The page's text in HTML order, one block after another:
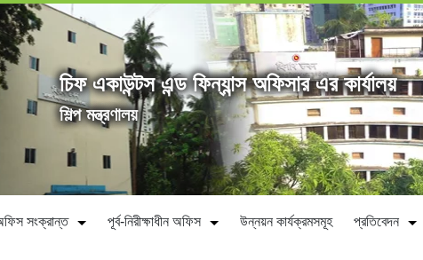
চিফ একাউন্টস এন্ড ফিন্যান্স অফিসার এর কার্যালয়
শিল্প মন্ত্রণালয়
সংক্রান্ত পূর্ব-নিরীক্ষাধীন অফিস উন্নয়ন কার্যক্রমসমূহ প্রতিবেদন